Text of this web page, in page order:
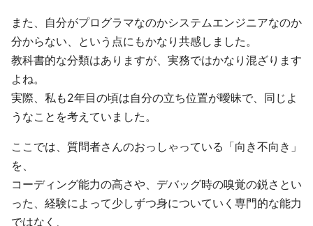
また、自分がプログラマなのかシステムエンジニアなのか
分からない、という点にもかなり共感しました。
教科書的な分類はありますが、実務ではかなり混ざります
よね。
実際、私も2年目の頃は自分の立ち位置が曖昧で、同じよ
うなことを考えていました。
ここでは、質問者さんのおっしゃっている「向き不向き」
を、
コーディング能力の高さや、デバッグ時の嗅覚の鋭さとい
った、経験によって少しずつ身についていく専門的な能力
ではなく、